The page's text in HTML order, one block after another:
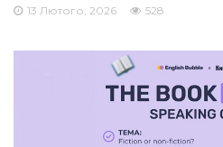
13 Лютого, 2026 528